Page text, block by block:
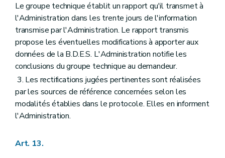
Le groupe technique établit un rapport qu'il transmet à
l'Administration dans les trente jours de l'information
transmise par l'Administration. Le rapport transmis
propose les éventuelles modifications à apporter aux
données de la B.D.E.S. L'Administration notifie les
conclusions du groupe technique au demandeur.
3. Les rectifications jugées pertinentes sont réalisées
par les sources de référence concernées selon les
modalités établies dans le protocole. Elles en informent
l'Administration.
Art. 13.